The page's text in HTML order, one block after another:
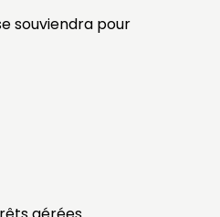
souviendra pour